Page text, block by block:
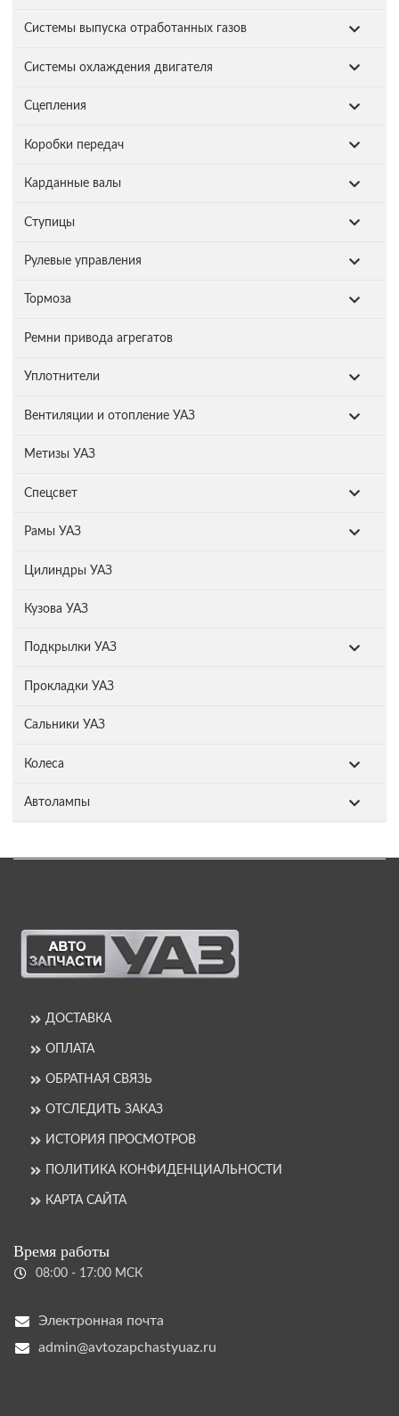
Системы выпуска отработанных газов
Системы охлаждения двигателя
Сцепления
Коробки передач
Карданные валы
Ступицы
Рулевые управления
Тормоза
Ремни привода агрегатов
Уплотнители
Вентиляции и отопление УАЗ
Метизы УАЗ
Спецсвет
Рамы УАЗ
Цилиндры УАЗ
Кузова УАЗ
Подкрылки УАЗ
Прокладки УАЗ
Сальники УАЗ
Колеса
Автолампы
ДОСТАВКА
ОПЛАТА
ОБРАТНАЯ СВЯЗЬ
ОТСЛЕДИТЬ ЗАКАЗ
ИСТОРИЯ ПРОСМОТРОВ
ПОЛИТИКА КОНФИДЕНЦИАЛЬНОСТИ
КАРТА САЙТА
Время работы
08:00 - 17:00 МСК
Электронная почта
admin@avtozapchastyuaz.ru